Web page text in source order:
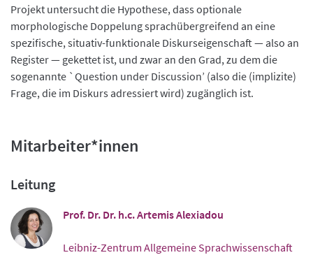
Projekt untersucht die Hypothese, dass optionale
morphologische Doppelung sprachübergreifend an eine
spezifische, situativ-funktionale Diskurseigenschaft — also an
Register — gekettet ist, und zwar an den Grad, zu dem die
sogenannte `Question under Discussion’ (also die (implizite)
Frage, die im Diskurs adressiert wird) zugänglich ist.
Mitarbeiter*innen
Leitung
Prof. Dr. Dr. h.c. Artemis Alexiadou
Leibniz-Zentrum Allgemeine Sprachwissenschaft